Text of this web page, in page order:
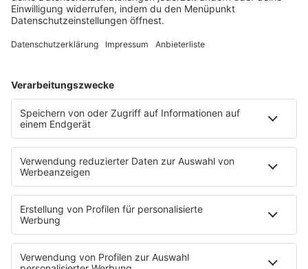
Schmusekatze
Song Contest
Mädelsabend
Ich hasse Sport
Sonntag Morgen
Strandbar
Putzfimmel
Deutschpop
Deutsche Liebeslieder
PODCASTS
Mit den Waffeln einer Frau
Frühstück bei Barbara
Brave & One